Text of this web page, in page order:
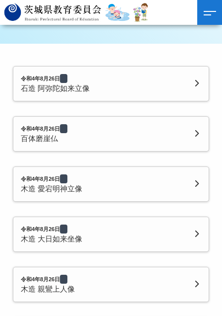
令和4年8月26日
石造 阿弥陀如来立像
令和4年8月26日
百体磨崖仏
令和4年8月26日
木造 愛宕明神立像
令和4年8月26日
木造 大日如来坐像
令和4年8月26日
木造 親鸞上人像